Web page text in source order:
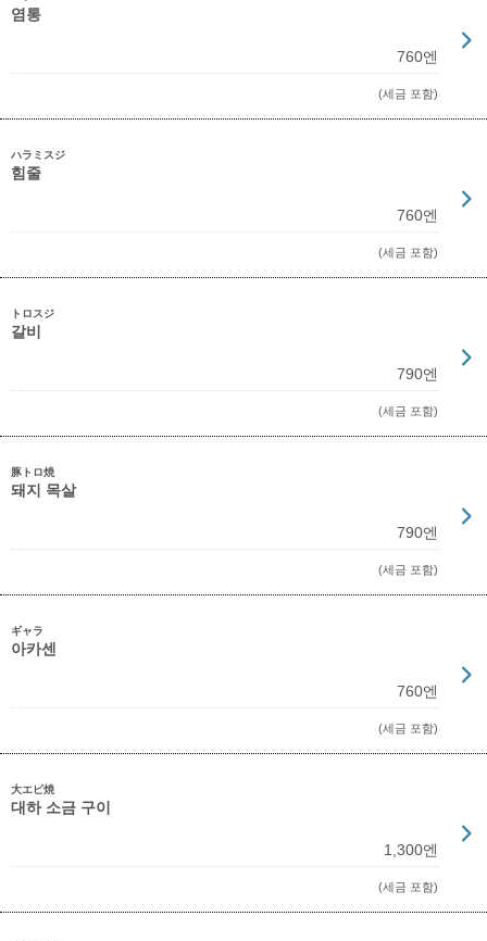
염통
760엔
(세금 포함)
ハラミスジ
힘줄
760엔
(세금 포함)
トロスジ
갈비
790엔
(세금 포함)
豚トロ焼
돼지 목살
790엔
(세금 포함)
ギャラ
아카센
760엔
(세금 포함)
大エビ焼
대하 소금 구이
1,300엔
(세금 포함)